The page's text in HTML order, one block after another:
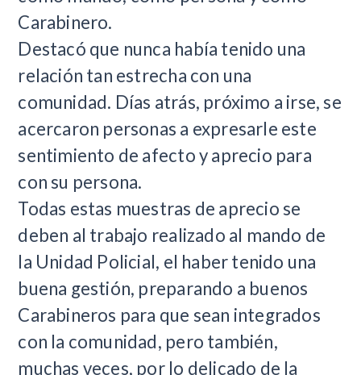
Carabinero.
Destacó que nunca había tenido una
relación tan estrecha con una
comunidad. Días atrás, próximo a irse, se
acercaron personas a expresarle este
sentimiento de afecto y aprecio para
con su persona.
Todas estas muestras de aprecio se
deben al trabajo realizado al mando de
la Unidad Policial, el haber tenido una
buena gestión, preparando a buenos
Carabineros para que sean integrados
con la comunidad, pero también,
muchas veces, por lo delicado de la